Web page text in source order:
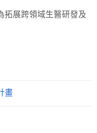
拓展跨領域生醫研發及
畫